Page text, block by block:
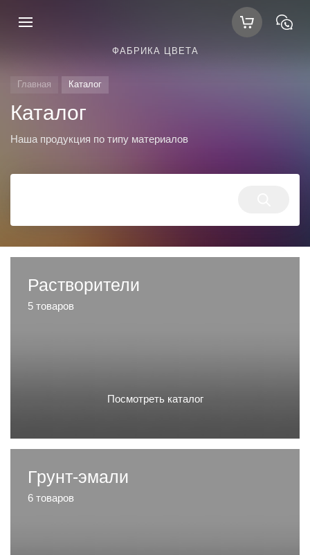
ФАБРИКА ЦВЕТА
Главная Каталог
Каталог
Наша продукция по типу материалов
Растворители
5 товаров
Посмотреть каталог
Грунт-эмали
6 товаров